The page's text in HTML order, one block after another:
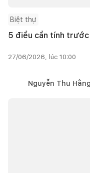
Biệt thự
5 điều cần tính
27/06/2026, lúc 10:00
Nguyễn Thu Hằng